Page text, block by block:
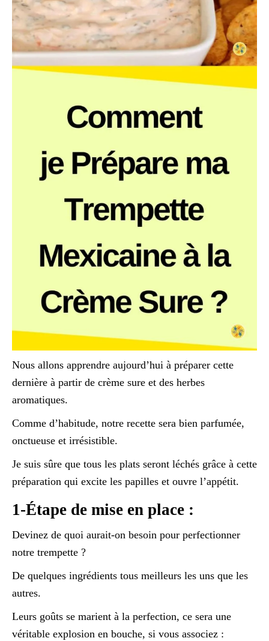
Nous allons apprendre aujourd’hui à préparer cette
dernière à partir de crème sure et des herbes
aromatiques.
Comme d’habitude, notre recette sera bien parfumée,
onctueuse et irrésistible.
Je suis sûre que tous les plats seront léchés grâce à cette
préparation qui excite les papilles et ouvre l’appétit.
1-Étape de mise en place :
Devinez de quoi aurait-on besoin pour perfectionner
notre trempette ?
De quelques ingrédients tous meilleurs les uns que les
autres.
Leurs goûts se marient à la perfection, ce sera une
véritable explosion en bouche, si vous associez :